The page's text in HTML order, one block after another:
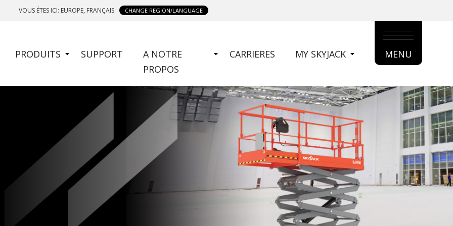
VOUS ÉTES ICI: EUROPE, FRANÇAIS CHANGE REGION/LANGUAGE
SIDE
MENU
PRODUITS SUPPORT
A NOTRE
PROPOS
CARRIERES MY SKYJACK
MAIN
MENU
MENU